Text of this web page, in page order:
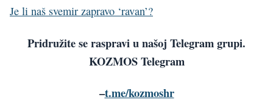
Je li naš svemir zapravo ‘ravan’?
Pridružite se raspravi u našoj Telegram grupi.
KOZMOS Telegram
–t.me/kozmoshr